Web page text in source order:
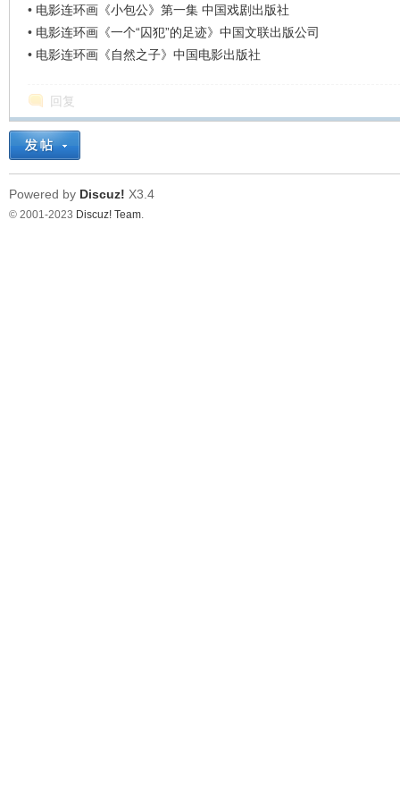
• 电影连环画《小包公》第一集 中国戏剧出版社
• 电影连环画《一个“囚犯”的足迹》中国文联出版公司
• 电影连环画《自然之子》中国电影出版社
回复
Powered by Discuz! X3.4
© 2001-2023 Discuz! Team.